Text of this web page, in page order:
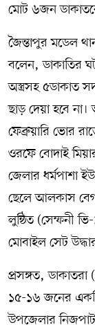
মোট ৬জন
জৈন্তাপুর মডেল
বলেন, ডাকাতির
অস্ত্রসহ ৫ডাকাত
ছাড় দেয়া হবে
ফেব্রুয়ারি ভোর
ওরফে বোদাই
জেলার ধর্মপাশা
ছেলে আলকাস
লুন্ঠিত (সেম্ফনী
মোবাইল সেট
প্রসঙ্গত,
১৫-১৬ জনের
উপজেলার নিজপাট